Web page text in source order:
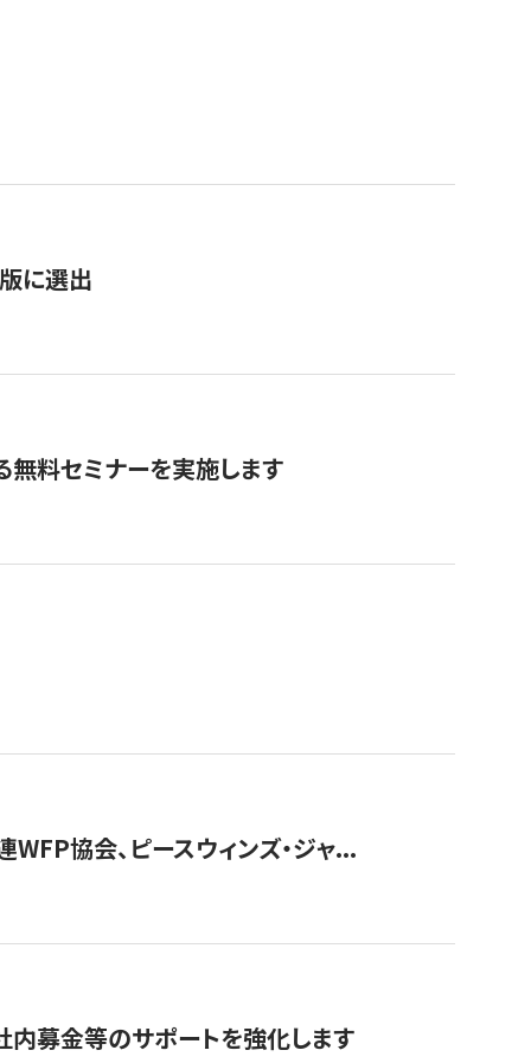
に選出
無料セミナーを実施します
協会、ピースウィンズ・ジャ...
内募金等のサポートを強化します